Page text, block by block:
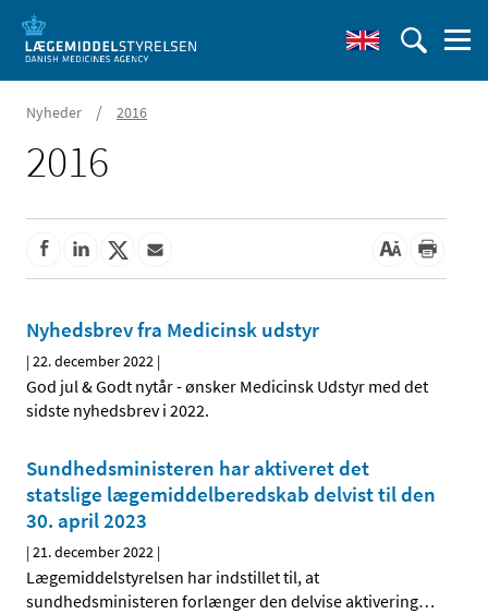
Nyheder / 2016
2016
Nyhedsbrev fra Medicinsk udstyr
|22. december 2022 |
God jul & Godt nytår - ønsker Medicinsk Udstyr med det
sidste nyhedsbrev i 2022.
Sundhedsministeren har aktiveret det
statslige lægemiddelberedskab delvist til den
30. april 2023
|21. december 2022 |
Lægemiddelstyrelsen har indstillet til, at
sundhedsministeren forlænger den delvise aktivering…